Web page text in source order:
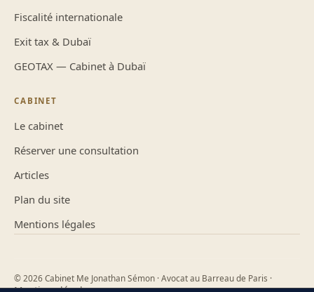
Fiscalité internationale
Exit tax & Dubaï
GEOTAX — Cabinet à Dubaï
CABINET
Le cabinet
Réserver une consultation
Articles
Plan du site
Mentions légales
© 2026 Cabinet Me Jonathan Sémon · Avocat au Barreau de Paris ·